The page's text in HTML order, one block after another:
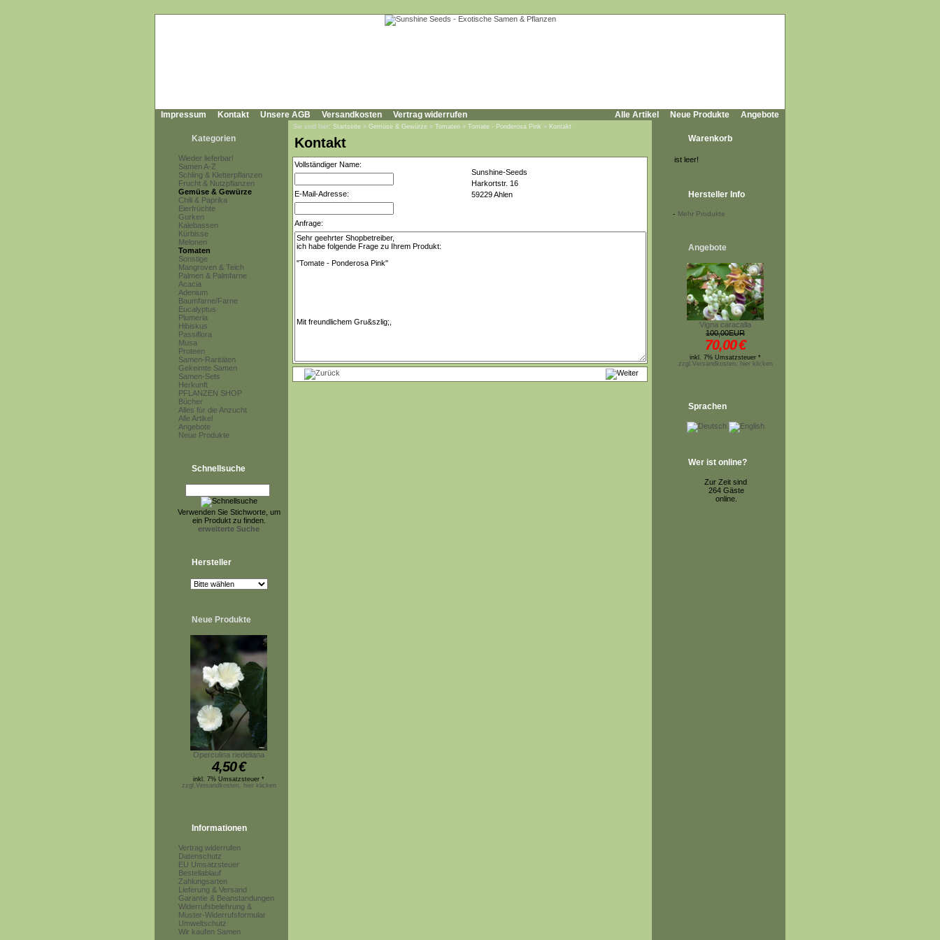
Impressum Kontakt Unsere AGB Versandkosten Vertrag widerrufen Alle Artikel Neue Produkte Angebote
Kategorien
Wieder lieferbar!
Samen A-Z
Schling & Kletterpflanzen
Frucht & Nutzpflanzen
Gemüse & Gewürze
Chili & Paprika
Eierfrüchte
Gurken
Kalebassen
Kürbisse
Melonen
Tomaten
Sonstige
Mangroven & Teich
Palmen & Palmfarne
Acacia
Adenium
Baumfarne/Farne
Eucalyptus
Plumeria
Hibiskus
Passiflora
Musa
Proteen
Samen-Raritäten
Gekeimte Samen
Samen-Sets
Herkunft
PFLANZEN SHOP
Bücher
Alles für die Anzucht
Alle Artikel
Angebote
Neue Produkte
Schnellsuche
Verwenden Sie Stichworte, um
ein Produkt zu finden.
erweiterte Suche
Hersteller
Neue Produkte
Operculina riedeliana
4,50€
inkl. 7% Umsatzsteuer *
zzgl.Versandkosten, hier klicken
Informationen
Vertrag widerrufen
Datenschutz
EU Umsatzsteuer
Bestellablauf
Zahlungsarten
Lieferung & Versand
Garantie & Beanstandungen
Widerrufsbelehrung &
Muster-Widerrufsformular
Umweltschutz
Wir kaufen Samen
Sie sind hier: Startseite » Gemüse & Gewürze » Tomaten » Tomate - Ponderosa Pink » Kontakt
Kontakt
Vollständiger Name:
Sunshine-Seeds
Harkortstr. 16
59229 Ahlen
E-Mail-Adresse:
Anfrage:
Warenkorb
ist leer!
Hersteller Info
- Mehr Produkte
Angebote
Vigna caracalla
100,00EUR
70,00€
inkl. 7% Umsatzsteuer *
zzgl.Versandkosten, hier klicken
Sprachen
Wer ist online?
Zur Zeit sind
264 Gäste
online.